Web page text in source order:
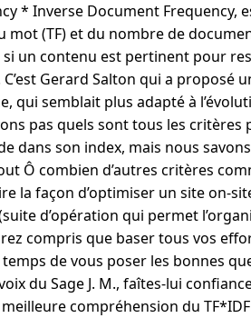
* Inverse Document Frequency,
(TF) et du nombre de
si un contenu est pertinent pour
Gerard Salton qui a proposé
semblait plus adapté à
pas quels sont tous les
dans son index, mais nous
Ô combien d’autres critères
la façon d’optimiser un site on-
d’opération qui permet
compris que baser tous vos
de vous poser les bonnes
du Sage J. M., faîtes-lui
compréhension du